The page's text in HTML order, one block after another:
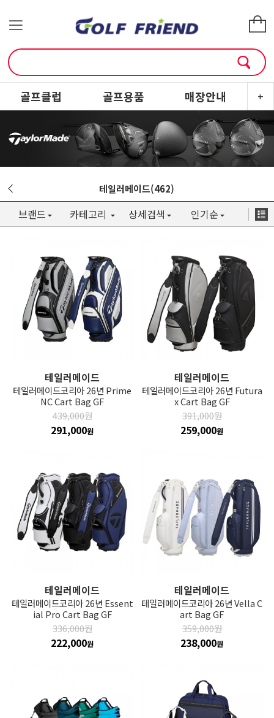
+
골프클럽 골프용품 매장안내 소
테일러메이드(462)
브랜드 카테고리 상세검색 인기순
테일러메이드
테일러메이드코리아 26년 Prime
NC Cart Bag GF
439,000원
291,000원
테일러메이드
테일러메이드코리아 26년 Futura
x Cart Bag GF
391,000원
259,000원
테일러메이드
테일러메이드코리아 26년 Essent
ial Pro Cart Bag GF
336,000원
222,000원
테일러메이드
테일러메이드코리아 26년 Vella C
art Bag GF
359,000원
238,000원